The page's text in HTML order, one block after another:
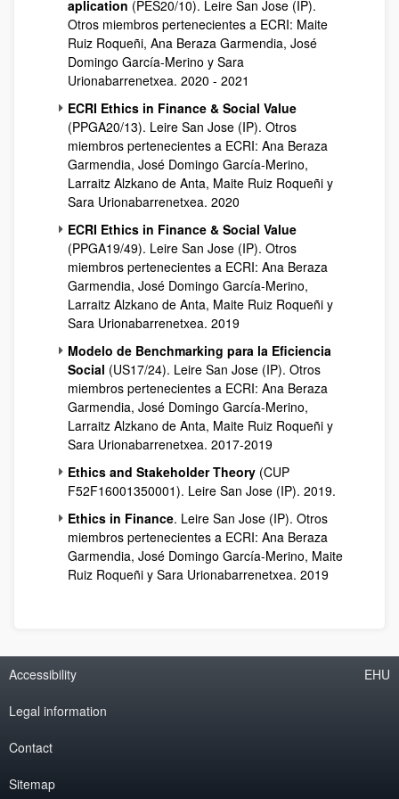
aplication (PES20/10). Leire San Jose (IP).
Otros miembros pertenecientes a ECRI: Maite
Ruiz Roqueñi, Ana Beraza Garmendia, José
Domingo García-Merino y Sara
Urionabarrenetxea. 2020 - 2021
ECRI Ethics in Finance & Social Value
(PPGA20/13). Leire San Jose (IP). Otros
miembros pertenecientes a ECRI: Ana Beraza
Garmendia, José Domingo García-Merino,
Larraitz Alzkano de Anta, Maite Ruiz Roqueñi y
Sara Urionabarrenetxea. 2020
ECRI Ethics in Finance & Social Value
(PPGA19/49). Leire San Jose (IP). Otros
miembros pertenecientes a ECRI: Ana Beraza
Garmendia, José Domingo García-Merino,
Larraitz Alzkano de Anta, Maite Ruiz Roqueñi y
Sara Urionabarrenetxea. 2019
Modelo de Benchmarking para la Eficiencia
Social (US17/24). Leire San Jose (IP). Otros
miembros pertenecientes a ECRI: Ana Beraza
Garmendia, José Domingo García-Merino,
Larraitz Alzkano de Anta, Maite Ruiz Roqueñi y
Sara Urionabarrenetxea. 2017-2019
Ethics and Stakeholder Theory (CUP
F52F16001350001). Leire San Jose (IP). 2019.
Ethics in Finance. Leire San Jose (IP). Otros
miembros pertenecientes a ECRI: Ana Beraza
Garmendia, José Domingo García-Merino, Maite
Ruiz Roqueñi y Sara Urionabarrenetxea. 2019
Accessibility
Legal information
Contact
Sitemap
EHU